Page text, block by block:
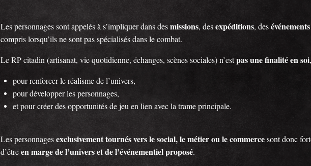
Les personnages sont appelés à s’impliquer dans desmissions, desexpéditions, des
compris lorsqu’ils ne sont pas spécialisés dans le combat.
Le RP citadin (artisanat, vie quotidienne, échanges, scènes sociales) n’estpas une finalité en soi
pour renforcer le réalisme de l’univers,
pour développer les personnages,
et pour créer des opportunités de jeu en lien avec la trame principale.
Les personnagesexclusivement tournés vers le social, le métier ou le commercesont donc
d’êtreen marge de l’univers et de l’événementiel proposé.